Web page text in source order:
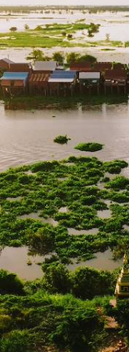
Un Cambodge
Après Angkor, arpenter
en îles douces et
13 jours, de 3600 à 4800 €
Le
Conseils pratiques,